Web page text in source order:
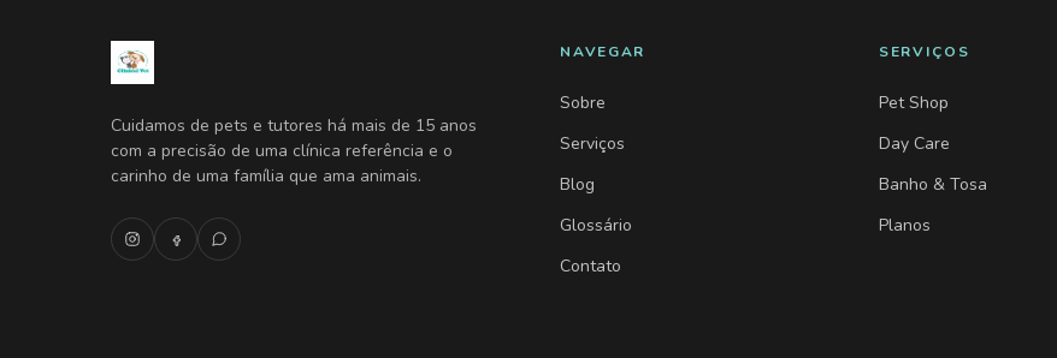
Cuidamos de pets e tutores há mais de 15 anos
com a precisão de uma clínica referência e o
carinho de uma família que ama animais.
NAVEGAR
Sobre
Serviços
Blog
Glossário
Contato
SERVIÇOS
Pet Shop
Day Care
Banho & Tosa
Planos